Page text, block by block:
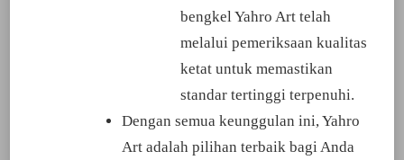
bengkel Yahro Art telah
melalui pemeriksaan kualitas
ketat untuk memastikan
standar tertinggi terpenuhi.
Dengan semua keunggulan ini, Yahro
Art adalah pilihan terbaik bagi Anda